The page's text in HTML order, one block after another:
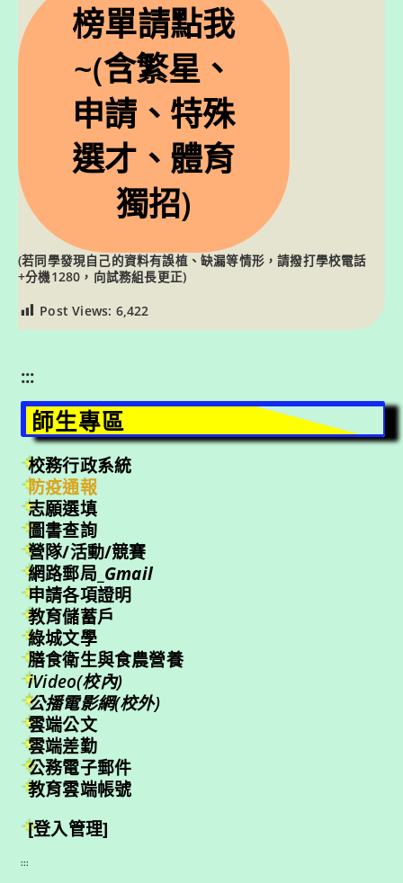
榜單請點我
~(含繁星、
申請、特殊
選才、體育
獨招)
(若同學發現自己的資料有誤植、缺漏等情形，請撥打學校電話
+分機1280，向試務組長更正)
Post Views: 6,422
:::
師生專區
校務行政系統
防疫通報
志願選填
圖書查詢
營隊/活動/競賽
網路郵局_ Gmail
申請各項證明
教育儲蓄戶
綠城文學
膳食衛生與食農營養
iVideo(校內)
公播電影網(校外)
雲端公文
雲端差勤
公務電子郵件
教育雲端帳號
[登入管理]
:::